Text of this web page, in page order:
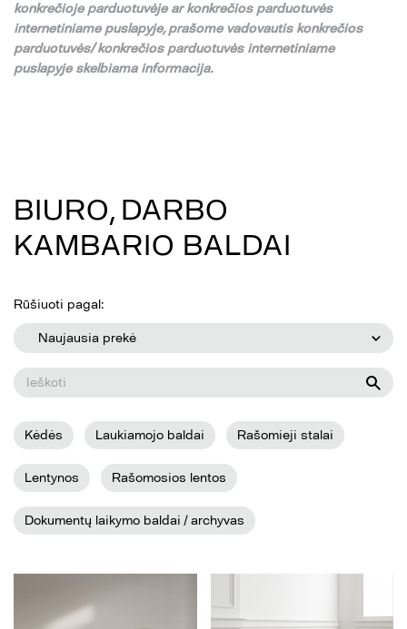
konkrečioje parduotuvėje ar konkrečios parduotuvės
internetiniame puslapyje,prašome vadovautis konkrečios
parduotuvės/ konkrečios parduotuvės internetiniame
puslapyje skelbiama informacija.
BIURO, DARBO
KAMBARIO BALDAI
Rūšiuoti pagal:
Naujausia prekė
Kėdės Laukiamojo baldai Rašomieji stalai
Lentynos Rašomosios lentos
Dokumentų laikymo baldai / archyvas